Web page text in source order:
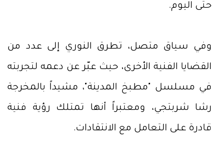
حتى اليوم.
وفي سياق متصل، تطرق النوري إلى عدد من
القضايا الفنية الأخرى، حيث عبّر عن دعمه لتجربته
في مسلسل "مطبخ المدينة"، مشيداً بالمخرجة
رشا شربتجي، ومعتبراً أنها تمتلك رؤية فنية
قادرة على التعامل مع الانتقادات.